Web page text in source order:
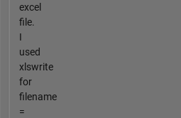
excel
file.
I
used
xlswrite
for
filename
=